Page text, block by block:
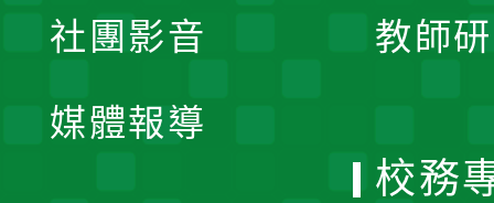
教師
社團影音
媒體報導
校務